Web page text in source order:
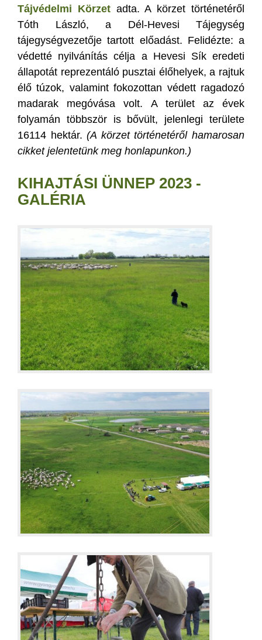
Tájvédelmi Körzetadta. A körzet történetéről
Tóth László, a Dél-Hevesi Tájegység
tájegységvezetője tartott előadást. Felidézte: a
védetté nyilvánítás célja a Hevesi Sík eredeti
állapotát reprezentáló pusztai élőhelyek, a rajtuk
élő túzok, valamint fokozottan védett ragadozó
madarak megóvása volt. A terület az évek
folyamán többször is bővült, jelenlegi területe
16114 hektár.(A körzet történetéről hamarosan
cikket jelentetünk meg honlapunkon.)
KIHAJTÁSI ÜNNEP 2023 -
GALÉRIA